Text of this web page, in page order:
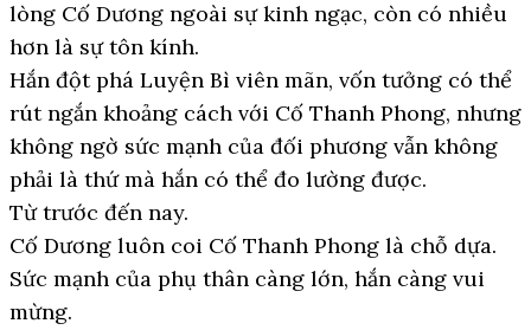
lòng Cố Dương ngoài sự kinh ngạc, còn có nhiều
hơn là sự tôn kính.
Hắn đột phá Luyện Bì viên mãn, vốn tưởng có thể
rút ngắn khoảng cách với Cố Thanh Phong, nhưng
không ngờ sức mạnh của đối phương vẫn không
phải là thứ mà hắn có thể đo lường được.
Từ trước đến nay.
Cố Dương luôn coi Cố Thanh Phong là chỗ dựa.
Sức mạnh của phụ thân càng lớn, hắn càng vui
mừng.